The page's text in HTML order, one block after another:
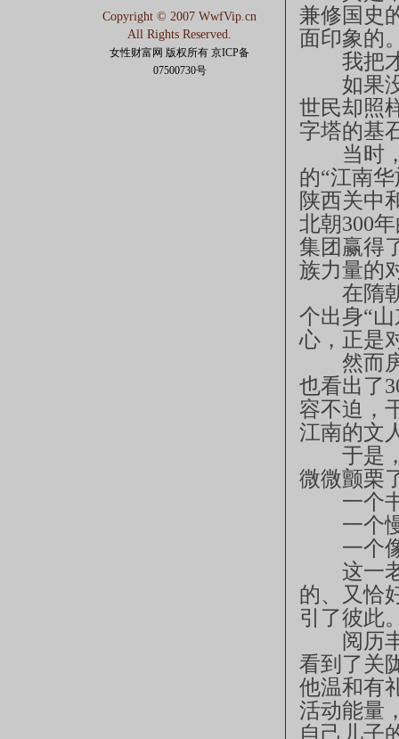
兼修国史
面印象的
我把才
如果没
世民却照
字塔的基
当时，
的“江南
陕西关中
北朝300
集团赢得
族力量的
在隋朝
个出身“
心，正是
然而房
也看出了
容不迫，
江南的文
于是，
微微颤栗
一个书
一个慢
一个像
这一老
的、又恰
引了彼此
阅历丰
看到了关
他温和有
活动能量
自己儿子
Copyright © 2007 WwfVip.cn
All Rights Reserved.
女性财富网 版权所有 京ICP备
07500730号